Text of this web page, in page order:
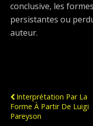
conclusive, les
persistantes ou
auteur.
Interprétation Par La
Forme À Partir De Luigi
Pareyson